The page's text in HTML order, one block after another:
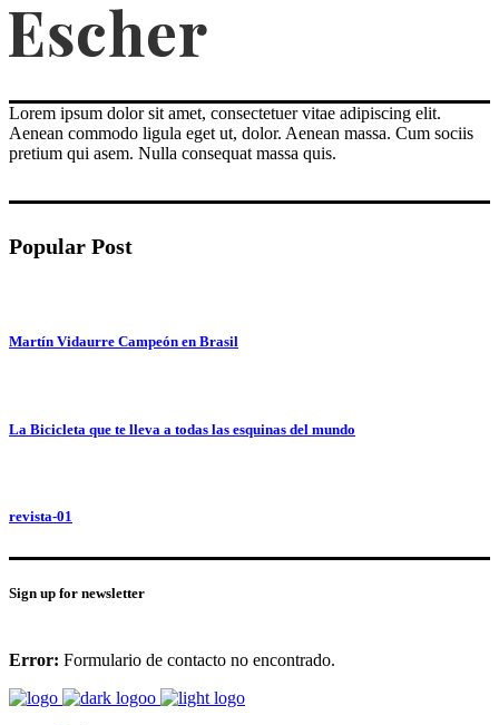
Lorem ipsum dolor sit amet, consectetuer vitae adipiscing elit.
Aenean commodo ligula eget ut, dolor. Aenean massa. Cum sociis
pretium qui asem. Nulla consequat massa quis.
Popular Post
Martín Vidaurre Campeón en Brasil
La Bicicleta que te lleva a todas las esquinas del mundo
revista-01
Sign up for newsletter
Error: Formulario de contacto no encontrado.